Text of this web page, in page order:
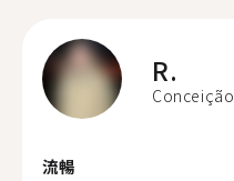
R.
流暢